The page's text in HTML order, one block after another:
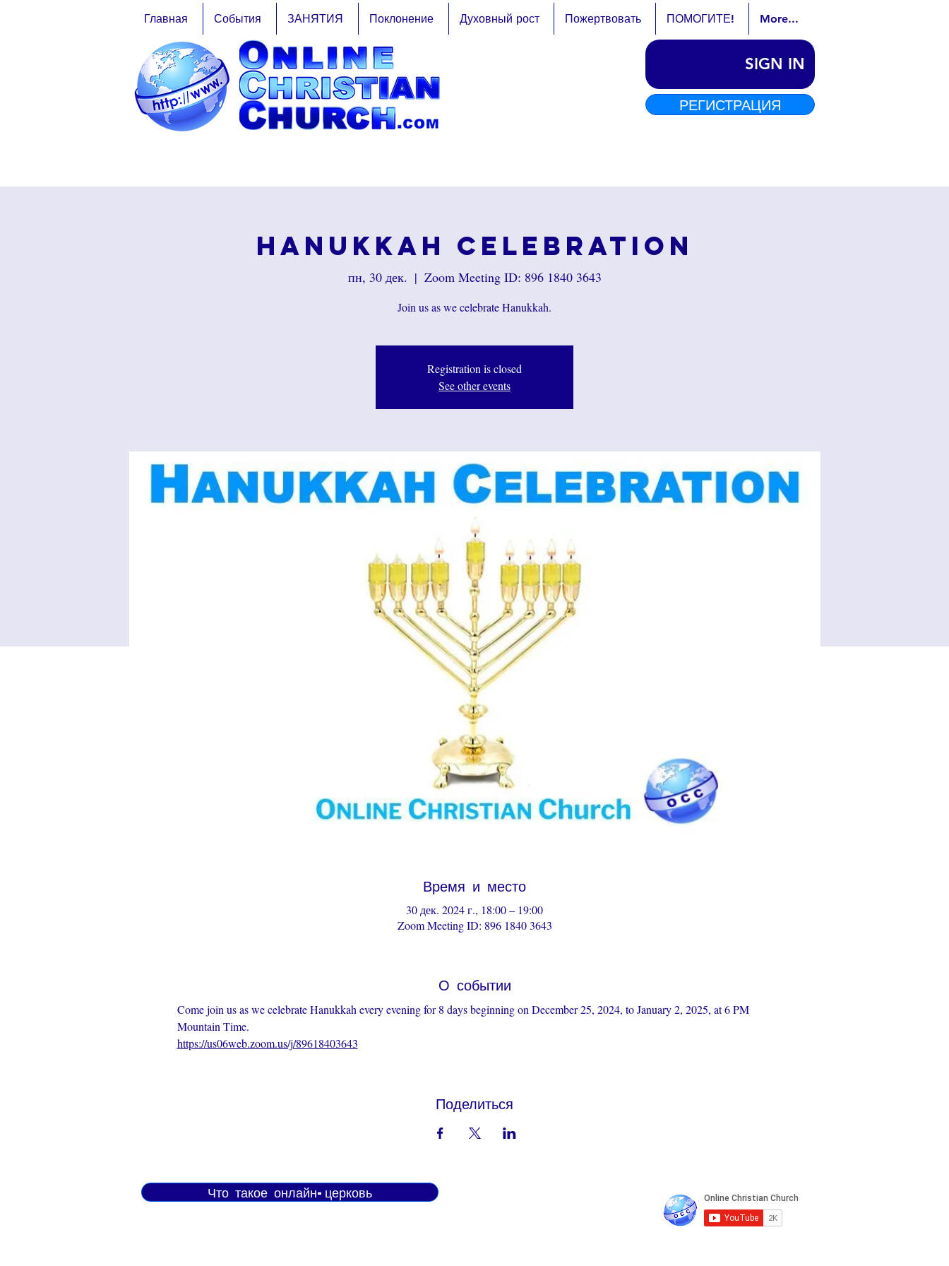
Главная События ЗАНЯТИЯ Поклонение Духовный рост Пожертвовать ПОМОГИТЕ! More...
Hanukkah Celebration
пн, 30 дек.
  |
Zoom Meeting ID: 896 1840 3643
Join us as we celebrate Hanukkah.
Registration is closed
See other events
Время и место
30 дек. 2024 г., 18:00 – 19:00
Zoom Meeting ID: 896 1840 3643
О событии
Come join us as we celebrate Hanukkah every evening for 8 days beginning on December 25, 2024, to January 2, 2025, at 6 PM
Mountain Time.
https://us06web.zoom.us/j/89618403643
Поделиться
SIGN IN
РЕГИСТРАЦИЯ
Что такое онлайн-церковь